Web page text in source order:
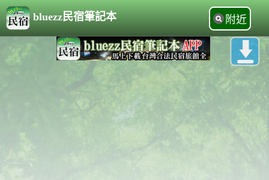
bluezz民宿筆記本 附近